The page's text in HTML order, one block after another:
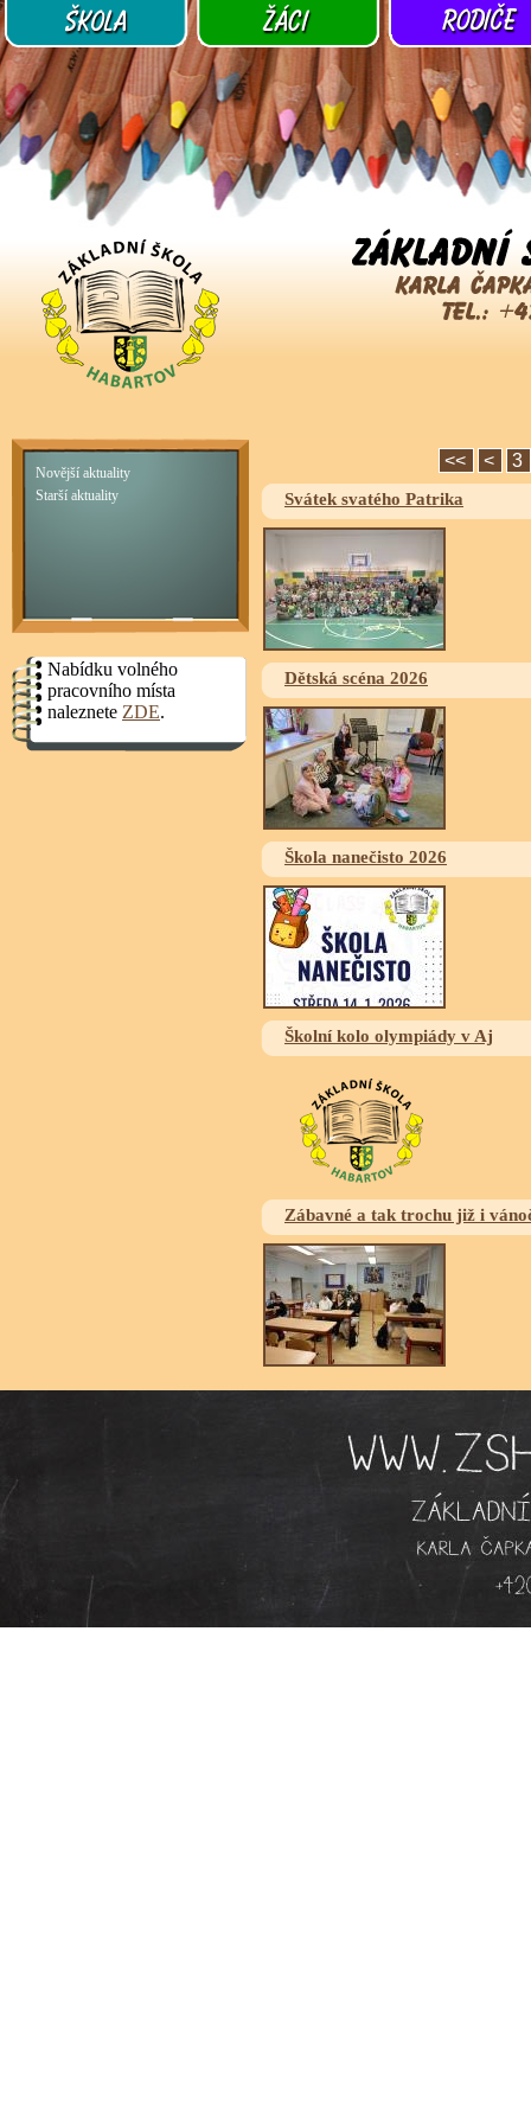
Novější aktuality
Starší aktuality
Nabídku volného
pracovního místa
naleznete ZDE.
<< <
3
Svátek svatého Patrika
Dětská scéna 2026
Škola nanečisto 2026
Školní kolo olympiády v Aj
Zábavné a tak trochu již i